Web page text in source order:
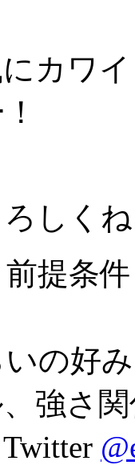
カワ
しく
提条件
いの好
強さ